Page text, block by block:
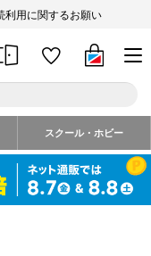
利用に関するお願い
スクール・ホビー